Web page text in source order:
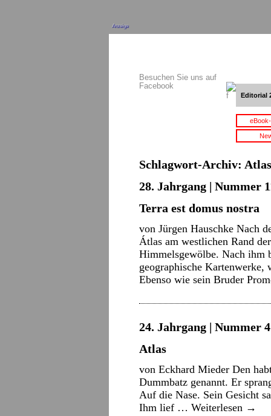
Anzeige
Besuchen Sie uns auf
Facebook
Editorial
Schlagwort-Archiv: Atlas
28. Jahrgang | Nummer
Terra est domus nostra
von Jürgen Hauschke Nach
Átlas am westlichen Rand
Himmelsgewölbe. Nach ihm
geographische Kartenwerke,
Ebenso wie sein Bruder
24. Jahrgang | Nummer
Atlas
von Eckhard Mieder Den
Dummbatz genannt. Er
Auf die Nase. Sein Gesicht
Ihm lief … Weiterlesen →